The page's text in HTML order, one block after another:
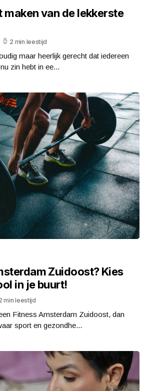
maken van de lekkerste
2 min leestijd
maar heerlijk gerecht dat iedereen
zin hebt in ee...
Zuidoost? Kies
in je buurt!
min leestijd
Fitness Amsterdam Zuidoost, dan
sport en gezondhe...